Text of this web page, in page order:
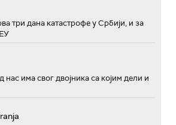
три дана катастрофе у Србији, и за
нас има свог двојника са којим дели и